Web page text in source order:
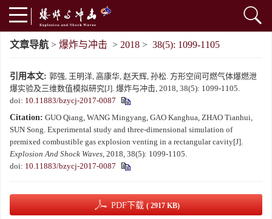
文章导航 > 爆炸与冲击 > 2018 > 38(5): 1099-1105
引用本文: 郭强, 王明洋, 高康华, 赵天辉, 孙松. 方形空间可燃气体爆燃泄
爆实验及三维数值模拟研究[J]. 爆炸与冲击, 2018, 38(5): 1099-1105.
doi: 10.11883/bzycj-2017-0087
Citation: GUO Qiang, WANG Mingyang, GAO Kanghua, ZHAO Tianhui,
SUN Song. Experimental study and three-dimensional simulation of
premixed combustible gas explosion venting in a rectangular cavity[J].
Explosion And Shock Waves, 2018, 38(5): 1099-1105.
doi: 10.11883/bzycj-2017-0087
PDF下载 ( 2917 KB)